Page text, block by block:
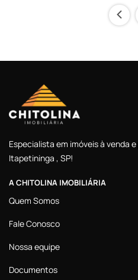
‹
Especialista em imóveis à venda
Itapetininga , SP!
A CHITOLINA IMOBILIÁRIA
Quem Somos
Fale Conosco
Nossa equipe
Documentos